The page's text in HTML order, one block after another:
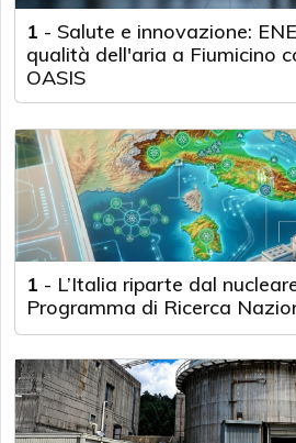
1 - Salute e innovazione:
qualità dell'aria a Fiumicino
OASIS
1 - L’Italia riparte dal
Programma di Ricerca